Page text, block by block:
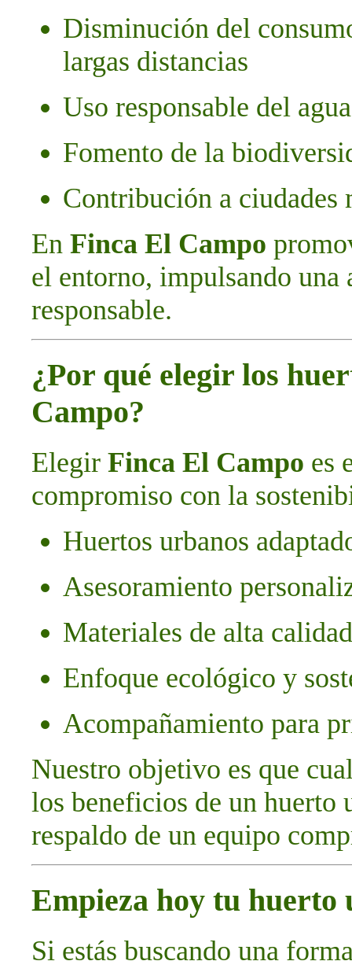
Disminución del
largas distancias
Uso responsable del
Fomento de la
Contribución a ciudades
En Finca El Campo
el entorno, impulsando
responsable.
¿Por qué elegir los
Campo?
Elegir Finca El Campo es
compromiso con la
Huertos urbanos
Asesoramiento
Materiales de alta calidad
Enfoque ecológico y
Acompañamiento para
Nuestro objetivo es que
los beneficios de un huerto
respaldo de un equipo
Empieza hoy tu huerto
Si estás buscando una